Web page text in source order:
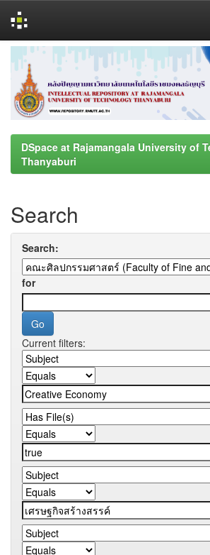
navigation
DSpace at Rajamangala University of
Thanyaburi
Search
Search:
for
Current filters: